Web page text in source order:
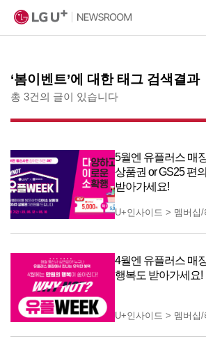
‘봄이벤트’에 대한 태그 검색결과
총 3건의 글이 있습니다
5월엔 유플러스 매
상품권 or GS25 편
받아가세요!
U+인사이드 > 멤버십/
4월엔 유플러스 매
행복도 받아가세요!
U+인사이드 > 멤버십/